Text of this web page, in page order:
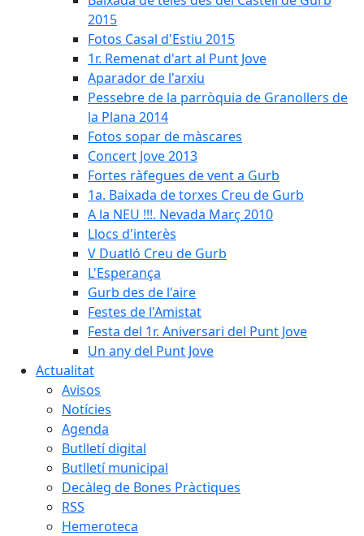
2015
Fotos Casal d'Estiu 2015
1r. Remenat d'art al Punt Jove
Aparador de l'arxiu
Pessebre de la parròquia de Granollers de
la Plana 2014
Fotos sopar de màscares
Concert Jove 2013
Fortes ràfegues de vent a Gurb
1a. Baixada de torxes Creu de Gurb
A la NEU !!!. Nevada Març 2010
Llocs d'interès
V Duatló Creu de Gurb
L'Esperança
Gurb des de l'aire
Festes de l'Amistat
Festa del 1r. Aniversari del Punt Jove
Un any del Punt Jove
Actualitat
Avisos
Notícies
Agenda
Butlletí digital
Butlletí municipal
Decàleg de Bones Pràctiques
RSS
Hemeroteca